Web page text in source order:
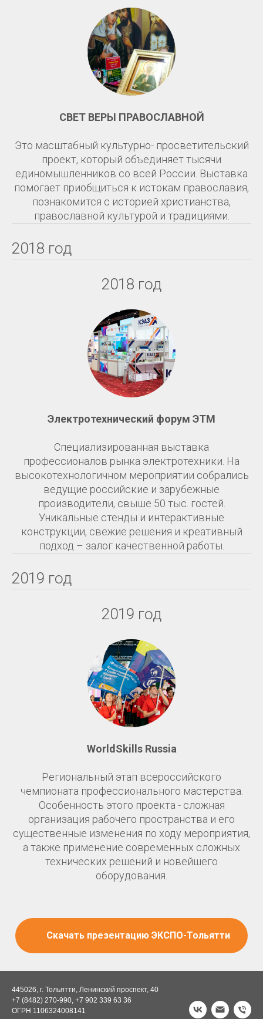
СВЕТ ВЕРЫ ПРАВОСЛАВНОЙ
Это масштабный культурно- просветительский
проект, который объединяет тысячи
единомышленников со всей России. Выставка
помогает приобщиться к истокам православия,
познакомится с историей христианства,
православной культурой и традициями.
2018 год
2018 год
Электротехнический форум ЭТМ
Специализированная выставка
профессионалов рынка электротехники. На
высокотехнологичном мероприятии собрались
ведущие российские и зарубежные
производители, свыше 50 тыс. гостей.
Уникальные стенды и интерактивные
конструкции, свежие решения и креативный
подход – залог качественной работы.
2019 год
2019 год
WorldSkills Russia
Региональный этап всероссийского
чемпионата профессионального мастерства.
Особенность этого проекта - сложная
организация рабочего пространства и его
существенные изменения по ходу мероприятия,
а также применение современных сложных
технических решений и новейшего
оборудования.
Скачать презентацию ЭКСПО-Тольятти
445026, г. Тольятти, Ленинский проспект, 40
+7 (8482) 270-990, +7 902 339 63 36
ОГРН 1106324008141